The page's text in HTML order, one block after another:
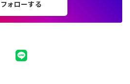
フォローする